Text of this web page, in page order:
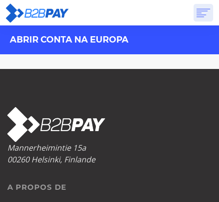
A PROPOS DE SOLUTIONS BANQUE VIRTUELLE
ABRIR CONTA NA EUROPA
Mannerheimintie 15a
00260 Helsinki, Finlande
A PROPOS DE